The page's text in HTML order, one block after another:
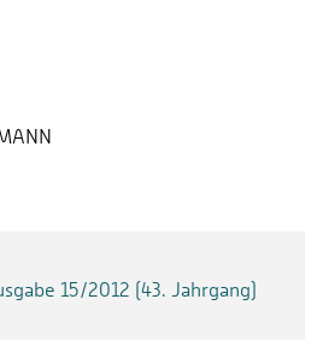
15/2012 (43. Jahrgang)